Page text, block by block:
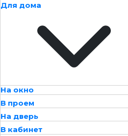
Для дома
На окно
В проем
На дверь
В кабинет